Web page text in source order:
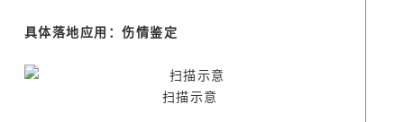
具体落地应用：伤情鉴定
扫描示意